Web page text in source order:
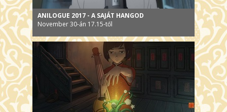
ANILOGUE 2017 - A SAJÁT HANGOD
November 30-án 17.15-től